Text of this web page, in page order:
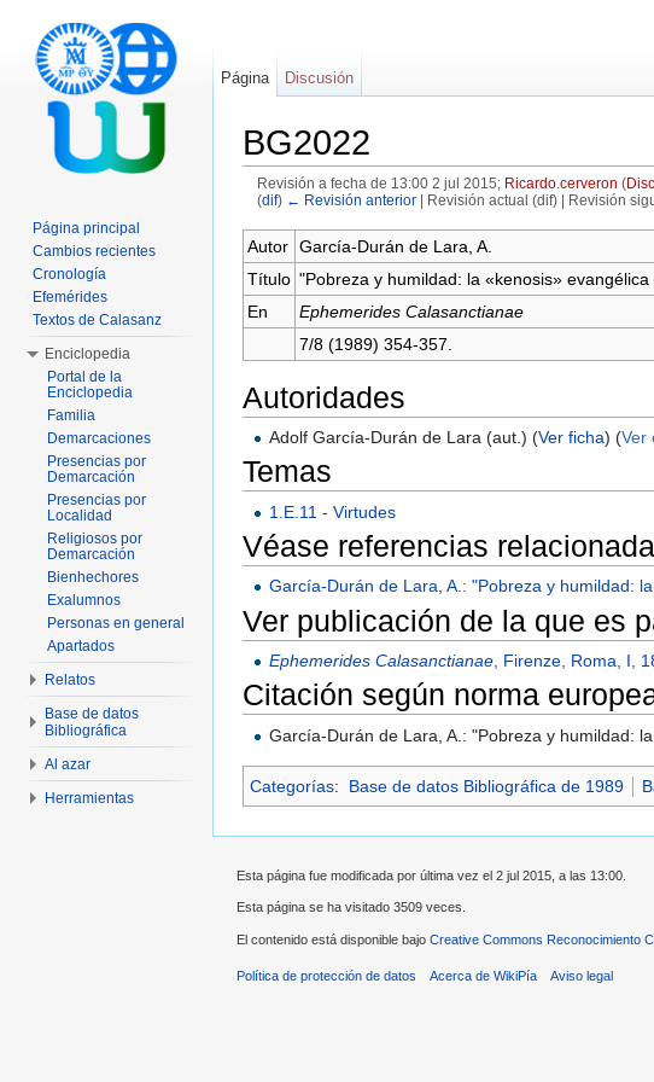
BG2022
Revisión a fecha de 13:00 2 jul 2015; Ricardo.cerveron (
(dif) ← Revisión anterior| Revisión actual (dif) | Revisión
Autor García-Durán de Lara, A.
Título "Pobreza y humildad: la «kenosis»
En
Ephemerides Calasanctianae
7/8 (1989) 354-357.
Autoridades
Adolf García-Durán de Lara (aut.) (Ver ficha) (Ver
Temas
1.E.11 - Virtudes
Véase referencias
García-Durán de Lara, A.: "Pobreza y humildad:
Ver publicación de la que es
Ephemerides Calasanctianae , Firenze, Roma, I,
Citación según norma
García-Durán de Lara, A.: "Pobreza y humildad:
Categorías: Base de datos Bibliográfica de 1989
Página Discusión
Página principal
Cambios recientes
Cronología
Efemérides
Textos de Calasanz
Enciclopedia
Portal de la
Enciclopedia
Familia
Demarcaciones
Presencias por
Demarcación
Presencias por
Localidad
Religiosos por
Demarcación
Bienhechores
Exalumnos
Personas en general
Apartados
Relatos
Base de datos
Bibliográfica
Al azar
Herramientas
Esta página fue modificada por última vez el 2 jul 2015, a las 13:00.
Esta página se ha visitado 3509 veces.
El contenido está disponible bajo Creative Commons Reconocimiento
Política de protección de datos Acerca de WikiPía Aviso legal